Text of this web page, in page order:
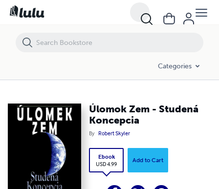
Categories
Úlomok Zem - Studená
Koncepcia
By Robert Skyler
Ebook
USD 4.99
Add to Cart
Úlomok Zem - Studená Koncepcia